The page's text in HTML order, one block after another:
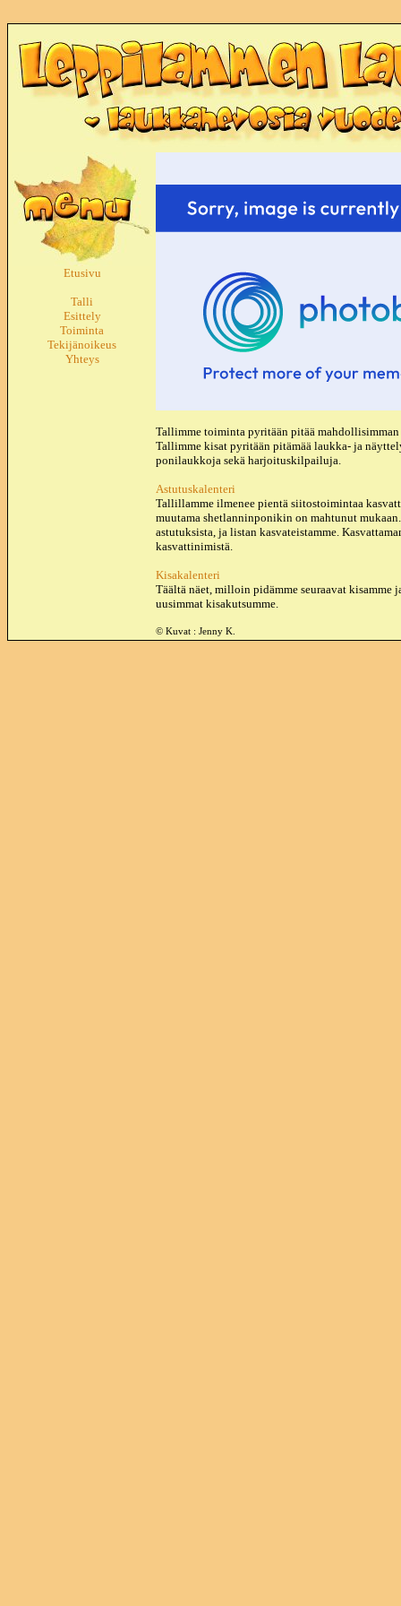
Etusivu
Talli
Esittely
Toiminta
Tekijänoikeus
Yhteys
Tallimme toiminta pyritään pitää
Tallimme kisat pyritään pitämää laukka- ja
ponilaukkoja sekä harjoituskilpailuja.
Astutuskalenteri
Tallillamme ilmenee pientä siitostoimintaa
muutama shetlanninponikin on mahtunut
astutuksista, ja listan kasvateistamme.
kasvattinimistä.
Kisakalenteri
Täältä näet, milloin pidämme seuraavat kisamme
uusimmat kisakutsumme.
© Kuvat : Jenny K.